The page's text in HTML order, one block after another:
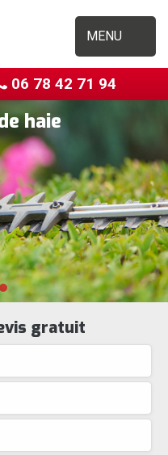
MENU
06 78 42 71 94
haie
gratuit